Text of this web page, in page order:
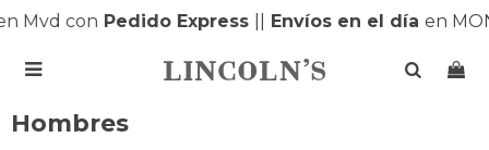
Mvd conPedido Express|| Envíos en el díaen

Hombres